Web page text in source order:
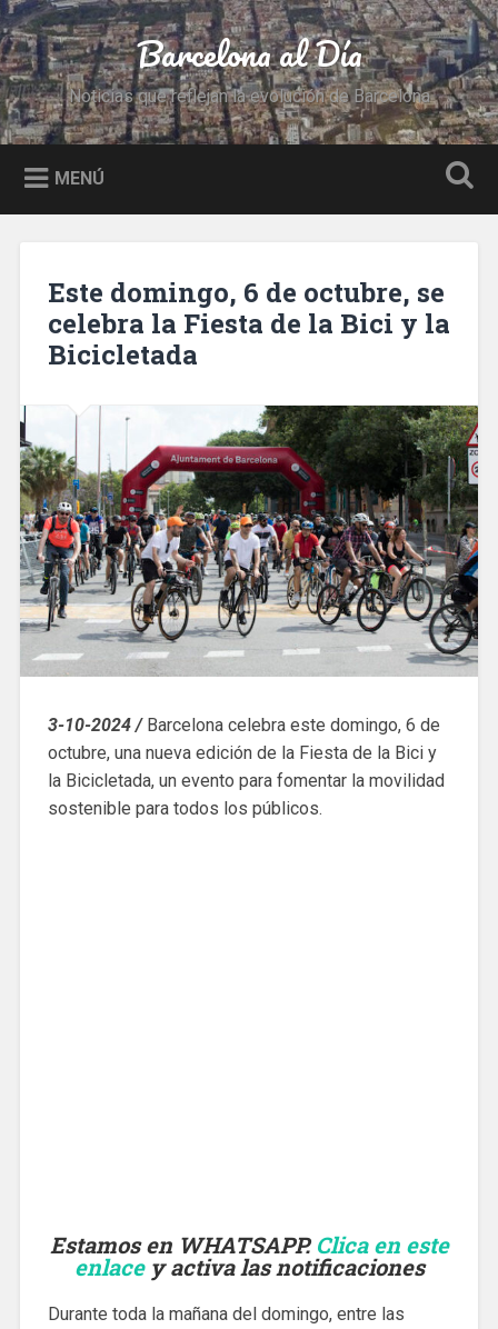
Saltar
al
contenido
Buscar Barcelona al Día
Noticias que reflejan la evolución de Barcelona
MENÚ
Este domingo, 6 de octubre, se
celebra la Fiesta de la Bici y la
Bicicletada
3-10-2024 / Barcelona celebra este domingo, 6 de
octubre, una nueva edición de la Fiesta de la Bici y
la Bicicletada, un evento para fomentar la movilidad
sostenible para todos los públicos.
Estamos en WHATSAPP. Clica en este
enlacey activa las notificaciones
Durante toda la mañana del domingo, entre las